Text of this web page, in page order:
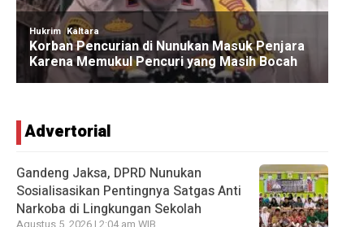
Advertorial
Gandeng Jaksa, DPRD Nunukan
Sosialisasikan Pentingnya Satgas Anti
Narkoba di Lingkungan Sekolah